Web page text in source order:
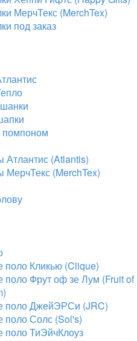
МерчТекс (MerchTex)
под заказ
Атлантис (Atlantis)
МерчТекс (MerchTex)
поло Кликью (Clique)
поло Фрут оф зе Лум (Fruit of
поло ДжейЭРСи (JRC)
поло Солс (Sol's)
поло ТиЭйчКлоуз